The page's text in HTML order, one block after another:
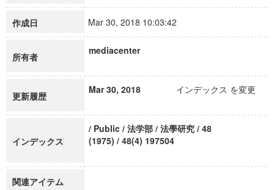
作成日 Mar 30, 2018 10:03:42
所有者
mediacenter
更新履歴
Mar 30, 2018 インデックス を変更
インデックス
/ Public / 法学部 / 法學研究 / 48
(1975) / 48(4) 197504
関連アイテム